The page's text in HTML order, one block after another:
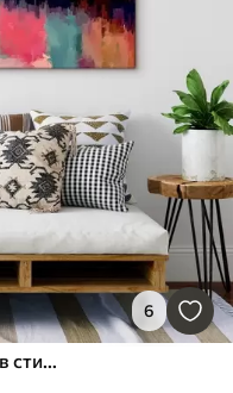
6
Кольорові будиночки біля води в стилі мазків